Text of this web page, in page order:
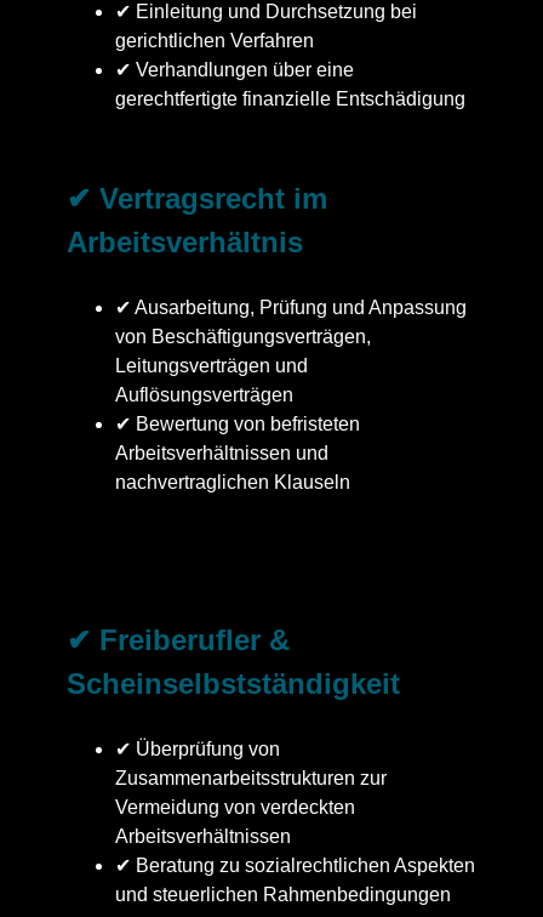
✔ Einleitung und Durchsetzung bei
gerichtlichen Verfahren
✔ Verhandlungen über eine
gerechtfertigte finanzielle Entschädigung
✔ Vertragsrecht im
Arbeitsverhältnis
✔ Ausarbeitung, Prüfung und Anpassung
von Beschäftigungsverträgen,
Leitungsverträgen und
Auflösungsverträgen
✔ Bewertung von befristeten
Arbeitsverhältnissen und
nachvertraglichen Klauseln
✔ Freiberufler &
Scheinselbstständigkeit
✔ Überprüfung von
Zusammenarbeitsstrukturen zur
Vermeidung von verdeckten
Arbeitsverhältnissen
✔ Beratung zu sozialrechtlichen Aspekten
und steuerlichen Rahmenbedingungen